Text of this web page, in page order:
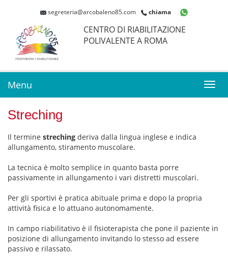
segreteria@arcobaleno85.com chiama
CENTRO DI RIABILITAZIONE
POLIVALENTE A ROMA
Menu
Streching
Il termine streching deriva dalla lingua inglese e indica
allungamento, stiramento muscolare.
La tecnica è molto semplice in quanto basta porre
passivamente in allungamento i vari distretti muscolari.
Per gli sportivi è pratica abituale prima e dopo la propria
attività fisica e lo attuano autonomamente.
In campo riabilitativo è il fisioterapista che pone il paziente in
posizione di allungamento invitando lo stesso ad essere
passivo e rilassato.